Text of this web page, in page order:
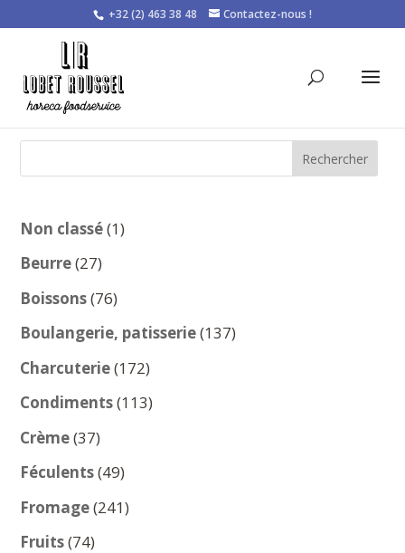
+32 (2) 463 38 48 Contactez-nous !
Rechercher
Non classé 11
Beurre 2727
produits
Boissons 7676
produits
Boulangerie, patisserie 137137
Charcuterie 172172
produits
Condiments 113113
Crème 3737
produits
Féculents 4949
produits
Fromage 241241
Fruits 7474